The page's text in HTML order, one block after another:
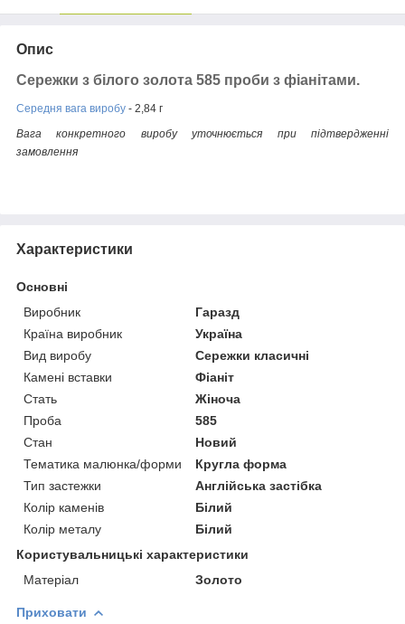
Опис
Сережки з білого золота 585 проби з фіанітами.
Середня вага виробу - 2,84 г
Вага конкретного виробу уточнюється при підтвердженні
замовлення
Характеристики
Основні
Виробник
Гаразд
Країна виробник
Україна
Вид виробу
Сережки класичні
Камені вставки
Фіаніт
Стать
Жіноча
Проба
585
Стан
Новий
Тематика малюнка/форми
Кругла форма
Тип застежки
Англійська застібка
Колір каменів
Білий
Колір металу
Білий
Користувальницькі характеристики
Матеріал
Золото
Приховати